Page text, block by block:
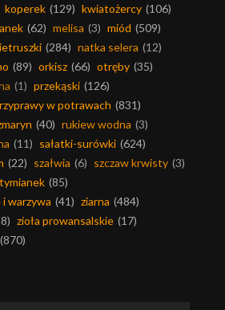
koperek (129) kwiatożercy (106)
(62) melisa (3) miód (509)
(284) natka selera (12)
(89) orkisz (66) otręby (35)
(1) przekąski (126)
w potrawach (831)
(40) rukiew wodna (3)
(11) sałatki-surówki (624)
(22) szałwia (6) szczaw krwisty (3)
tymianek (85)
warzywa (41) ziarna (484)
zioła prowansalskie (17)
(870)